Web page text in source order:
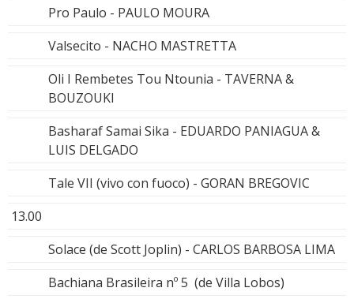
Pro Paulo - PAULO MOURA
Valsecito - NACHO MASTRETTA
Oli I Rembetes Tou Ntounia - TAVERNA &
BOUZOUKI
Basharaf Samai Sika - EDUARDO PANIAGUA &
LUIS DELGADO
Tale VII (vivo con fuoco) - GORAN BREGOVIC
13.00
Solace (de Scott Joplin) - CARLOS BARBOSA LIMA
Bachiana Brasileira nº 5 (de Villa Lobos)